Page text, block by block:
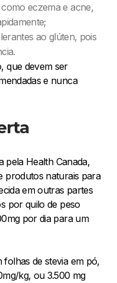
eczema e acne,
ao glúten, pois
que devem ser
e nunca
pela Health Canada,
produtos naturais para
em outras partes
por quilo de peso
por dia para um
folhas de stevia em pó,
kg, ou 3.500 mg